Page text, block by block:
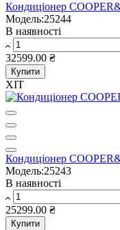
Кондиціонер
Модель:25244
В наявності
32599.00 ₴
Купити
ХІТ
Кондиціонер
Модель:25243
В наявності
25299.00 ₴
Купити